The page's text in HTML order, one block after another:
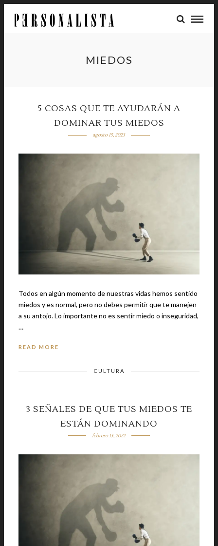
MIEDOS
5 COSAS QUE TE AYUDARÁN A
DOMINAR TUS MIEDOS
agosto 15, 2023
Todos en algún momento de nuestras vidas hemos sentido
miedos y es normal, pero no debes permitir que te manejen
a su antojo. Lo importante no es sentir miedo o inseguridad,
…
READ MORE
CULTURA
3 SEÑALES DE QUE TUS MIEDOS TE
ESTÁN DOMINANDO
febrero 15, 2022